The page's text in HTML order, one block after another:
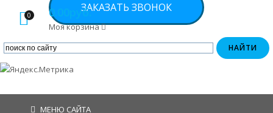
ЗАКАЗАТЬ ЗВОНОК
0 0.00руб.
Моя корзина
МЕНЮ САЙТА